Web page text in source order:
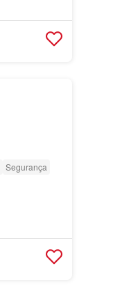
Segurança